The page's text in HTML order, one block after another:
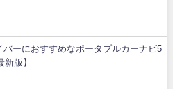
バーにおすすめなポータブルカーナビ5
新版】